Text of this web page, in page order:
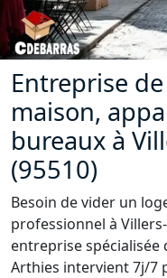
Entreprise
maison,
bureaux à
(95510)
Besoin de vider un
professionnel à
entreprise spécialisée
Arthies intervient 7j/7